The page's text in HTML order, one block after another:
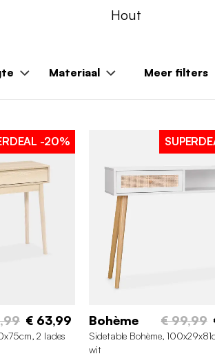
Hout
Materiaal Meer filters
-20%
€ 63,99
2 lades
Bohème € 99,99
Sidetable Bohème,
wit